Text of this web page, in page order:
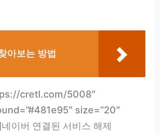
아보는 방법
cretl.com/5008″
size=”20″
이버 연결된 서비스 해제